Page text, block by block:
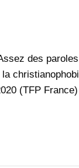
des
(TFP France)